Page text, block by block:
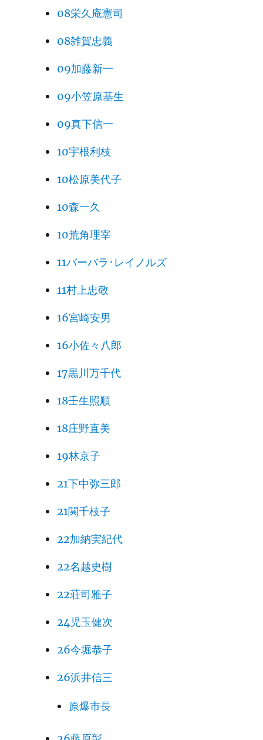
08栄久庵憲司
08雑賀忠義
09加藤新一
09小笠原基生
09真下信一
10宇根利枝
10松原美代子
10森一久
10荒角理宰
11バーバラ･レイノルズ
11村上忠敬
16宮崎安男
16小佐々八郎
17黒川万千代
18壬生照順
18庄野直美
19林京子
21下中弥三郎
21関千枝子
22加納実紀代
22名越史樹
22荘司雅子
24児玉健次
26今堀恭子
26浜井信三
原爆市長